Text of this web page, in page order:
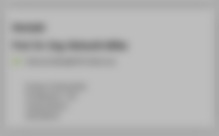
Kontakt
Prof. Dr.-Ing. Helmuth Wilke
DIGITALE DIENSTE